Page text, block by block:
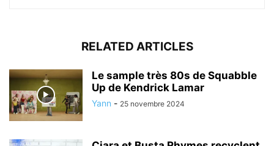
RELATED ARTICLES
Le sample très 80s de Squabble
Up de Kendrick Lamar
Yann - 25 novembre 2024